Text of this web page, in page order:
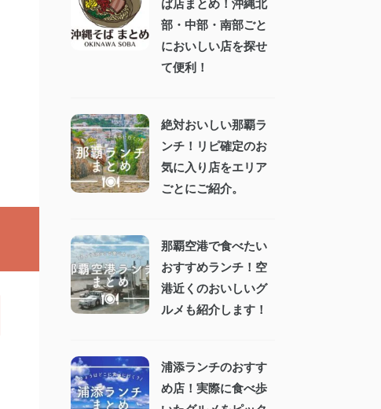
ば店まとめ！沖縄北
部・中部・南部ごと
においしい店を探せ
て便利！
絶対おいしい那覇ラ
ンチ！リピ確定のお
気に入り店をエリア
ごとにご紹介。
那覇空港で食べたい
おすすめランチ！空
港近くのおいしいグ
ルメも紹介します！
浦添ランチのおすす
め店！実際に食べ歩